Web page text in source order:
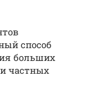
способ
больших
частных